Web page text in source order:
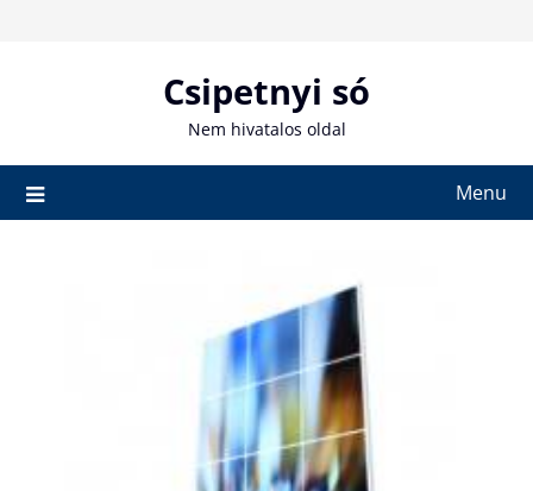
Csipetnyi só
Nem hivatalos oldal
Menu